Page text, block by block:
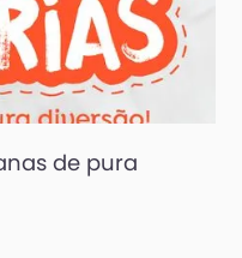
de pura